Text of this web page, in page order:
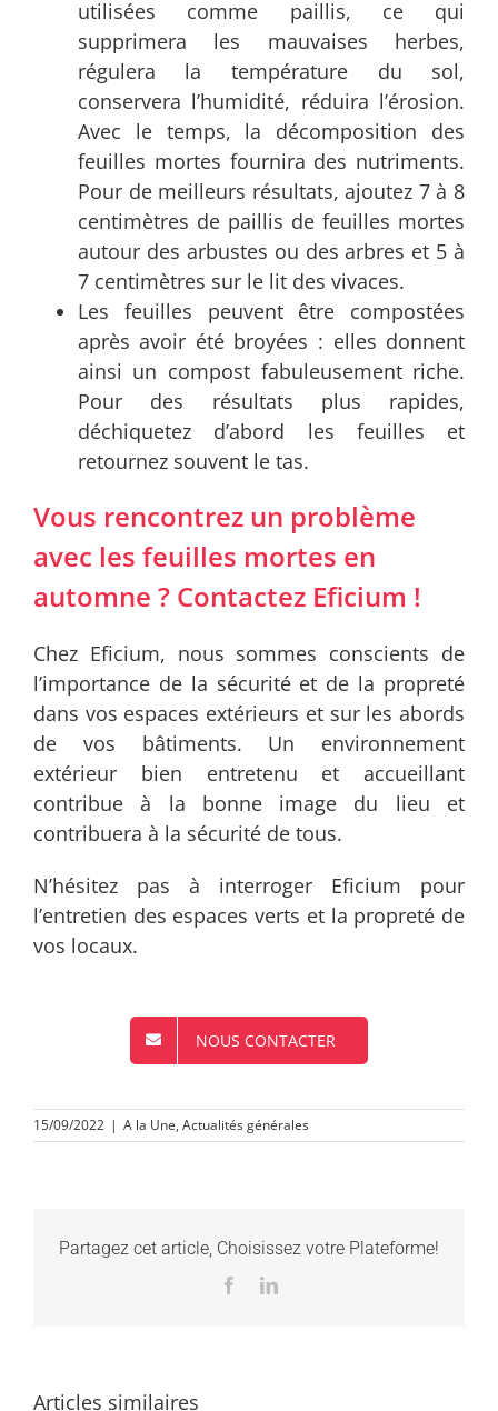
utilisées comme paillis, ce qui
supprimera les mauvaises herbes,
régulera la température du sol,
conservera l’humidité, réduira l’érosion.
Avec le temps, la décomposition des
feuilles mortes fournira des nutriments.
Pour de meilleurs résultats, ajoutez 7 à 8
centimètres de paillis de feuilles mortes
autour des arbustes ou des arbres et 5 à
7 centimètres sur le lit des vivaces.
Les feuilles peuvent être compostées
après avoir été broyées : elles donnent
ainsi un compost fabuleusement riche.
Pour des résultats plus rapides,
déchiquetez d’abord les feuilles et
retournez souvent le tas.
Vous rencontrez un problème
avec les feuilles mortes en
automne ? Contactez Eficium !
Chez Eficium, nous sommes conscients de
l’importance de la sécurité et de la propreté
dans vos espaces extérieurs et sur les abords
de vos bâtiments. Un environnement
extérieur bien entretenu et accueillant
contribue à la bonne image du lieu et
contribuera à la sécurité de tous.
N’hésitez pas à interroger Eficium pour
l’entretien des espaces verts et la propreté de
vos locaux.
NOUS CONTACTER
15/09/2022 | A la Une, Actualités générales
Partagez cet article, Choisissez votre Plateforme!
FacebookLinkedIn
Articles similaires